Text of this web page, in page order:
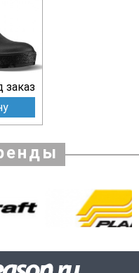
заказ